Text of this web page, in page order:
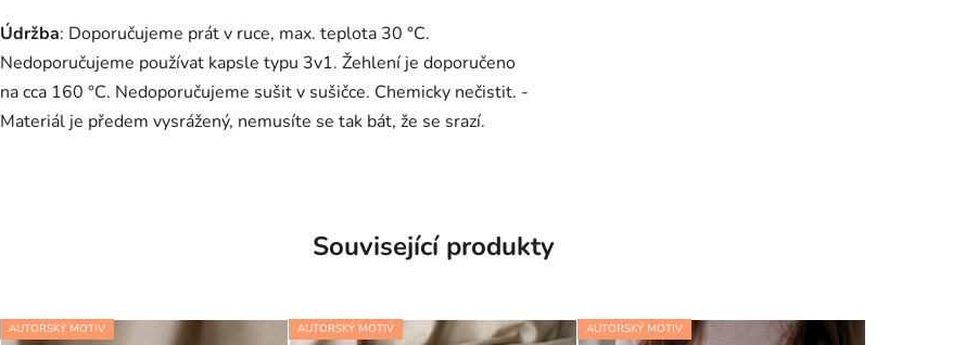
Údržba: Doporučujeme prát v ruce, max. teplota 30 °C.
Nedoporučujeme používat kapsle typu 3v1. Žehlení je doporučeno
na cca 160 °C. Nedoporučujeme sušit v sušičce. Chemicky nečistit. -
Materiál je předem vysrážený, nemusíte se tak bát, že se srazí.
Související produkty
AUTORSKÝ MOTIV AUTORSKÝ MOTIV AUTORSKÝ MOTIV